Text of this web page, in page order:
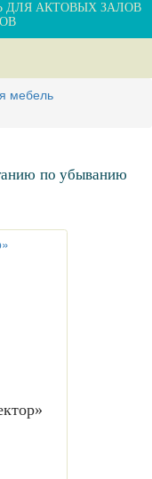
ДЛЯ АКТОВЫХ ЗАЛОВ
мебель
по убыванию